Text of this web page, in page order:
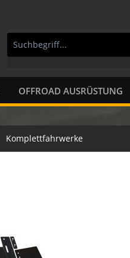
OFFROAD AUSRÜSTUNG
Komplettfahrwerke